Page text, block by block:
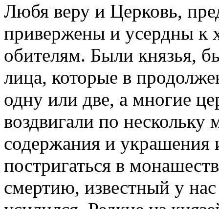
Любя веру и Церковь,
привержены и усердны
обителям. Были князья,
лица, которые в
одну или две, а многие
воздвигали по
содержания и
постригаться в
смертию, известный у